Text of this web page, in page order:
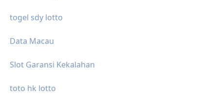
togel sdy lotto
Data Macau
Slot Garansi Kekalahan
toto hk lotto